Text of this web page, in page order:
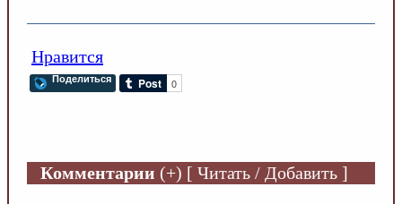
Нравится
Поделиться
Комментарии (+) [ Читать / Добавить ]